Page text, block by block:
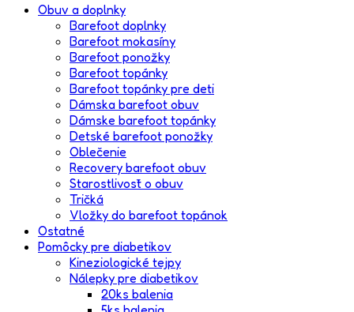
Obuv a doplnky
Barefoot doplnky
Barefoot mokasíny
Barefoot ponožky
Barefoot topánky
Barefoot topánky pre deti
Dámska barefoot obuv
Dámske barefoot topánky
Detské barefoot ponožky
Oblečenie
Recovery barefoot obuv
Starostlivosť o obuv
Tričká
Vložky do barefoot topánok
Ostatné
Pomôcky pre diabetikov
Kineziologické tejpy
Nálepky pre diabetikov
20ks balenia